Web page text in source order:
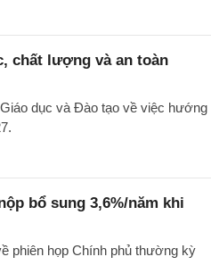
chất lượng và an toàn
dục và Đào tạo về việc hướng
bổ sung 3,6%/năm khi
phiên họp Chính phủ thường kỳ